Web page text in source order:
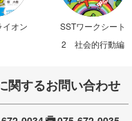
イオン
SSTワークシート
2 社会的行動編
関するお問い合わせ